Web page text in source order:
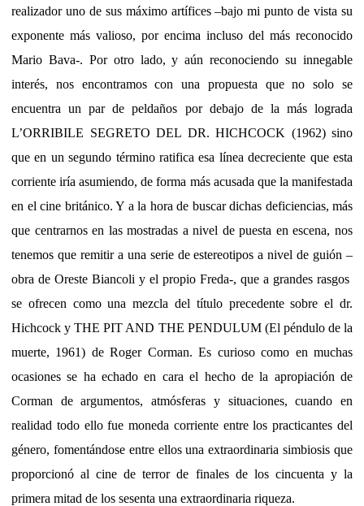
realizador uno de sus máximo artífices –bajo mi punto de vista su
exponente más valioso, por encima incluso del más reconocido
Mario Bava-. Por otro lado, y aún reconociendo su innegable
interés, nos encontramos con una propuesta que no solo se
encuentra un par de peldaños por debajo de la más lograda
L’ORRIBILE SEGRETO DEL DR. HICHCOCK (1962) sino
que en un segundo término ratifica esa línea decreciente que esta
corriente iría asumiendo, de forma más acusada que la manifestada
en el cine británico. Y a la hora de buscar dichas deficiencias, más
que centrarnos en las mostradas a nivel de puesta en escena, nos
tenemos que remitir a una serie de estereotipos a nivel de guión –
obra de Oreste Biancoli y el propio Freda-, que a grandes rasgos
se ofrecen como una mezcla del título precedente sobre el dr.
Hichcock y THE PIT AND THE PENDULUM (El péndulo de la
muerte, 1961) de Roger Corman. Es curioso como en muchas
ocasiones se ha echado en cara el hecho de la apropiación de
Corman de argumentos, atmósferas y situaciones, cuando en
realidad todo ello fue moneda corriente entre los practicantes del
género, fomentándose entre ellos una extraordinaria simbiosis que
proporcionó al cine de terror de finales de los cincuenta y la
primera mitad de los sesenta una extraordinaria riqueza.